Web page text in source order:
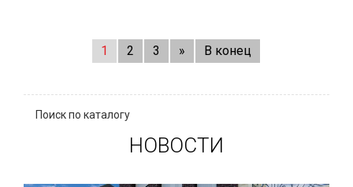
1 2 3 » В конец
Поиск по каталогу
НОВОСТИ